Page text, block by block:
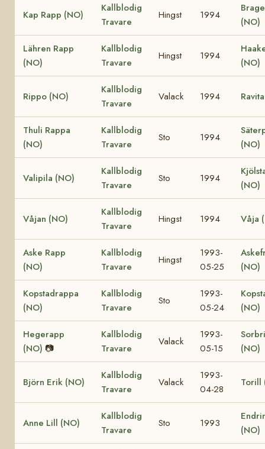
Kap Rapp (NO)
Kallblodig
Travare
Hingst 1994
(NO)
Lähren Rapp
(NO)
Kallblodig
Travare
Hingst 1994
(NO)
Rippo (NO)
Kallblodig
Travare
Valack 1994
Thuli Rappa
(NO)
Kallblodig
Travare
Sto 1994
(NO)
Valipila (NO)
Kallblodig
Travare
Sto 1994
(NO)
Våjan (NO)
Kallblodig
Travare
Hingst 1994 Våja
Aske Rapp
(NO)
Kallblodig
Travare
Hingst
1993-
05-25
(NO)
Kopstadrappa
(NO)
Kallblodig
Travare
Sto
1993-
05-24
(NO)
Hegerapp
(NO) 📷
Kallblodig
Travare
Valack
1993-
05-15
(NO)
Björn Erik (NO)
Kallblodig
Travare
Valack
1993-
04-28
Torill
Anne Lill (NO)
Kallblodig
Travare
Sto 1993
(NO)